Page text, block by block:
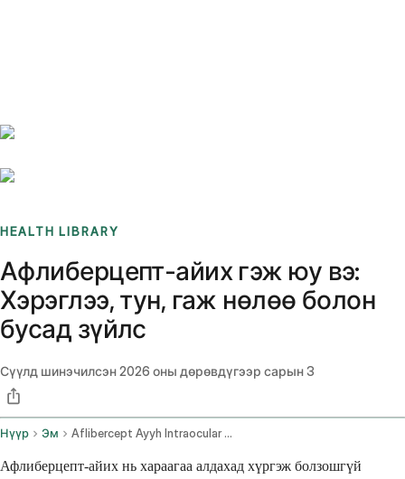
HEALTH LIBRARY
Афлиберцепт-айих гэж юу вэ:
Хэрэглээ, тун, гаж нөлөө болон
бусад зүйлс
Сүүлд шинэчилсэн2026 оны дөрөвдүгээр сарын 3
Нүүр Эм Aflibercept Ayyh Intraocular Route
Афлиберцепт-айих нь хараагаа алдахад хүргэж болзошгүй